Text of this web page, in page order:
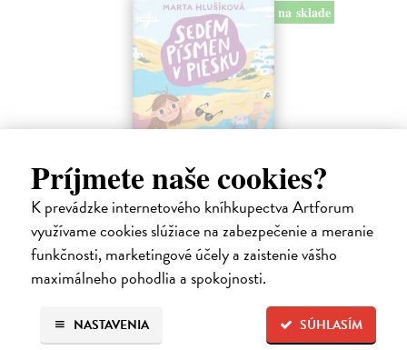
Príjmete naše cookies?
K prevádzke internetového kníhkupectva Artforum
využívame cookies slúžiace na zabezpečenie a meranie
funkčnosti, marketingové účely a zaistenie vášho
maximálneho pohodlia a spokojnosti.
SÚHLASÍM
NASTAVENIA
na sklade
Sedem písmen v piesku
Hlušíková Marta| Kniha
Dovolenka na Kréte je niekedy plná prekvapení. Súrodenci Noro a
Anabela pri mori spoznávajú svojráznych Chrtovcov, natrafia na
usušenú jaštericu, zaujmú ich Uwe a Hans, ktorí sú takmer celé dni
Na sklade